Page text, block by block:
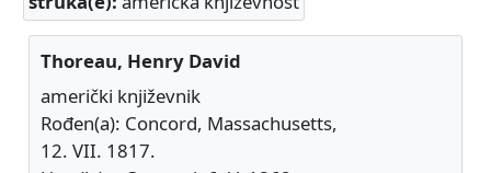
Thoreau, Henry David
američki književnik
Rođen(a): Concord, Massachusetts,
12. VII. 1817.